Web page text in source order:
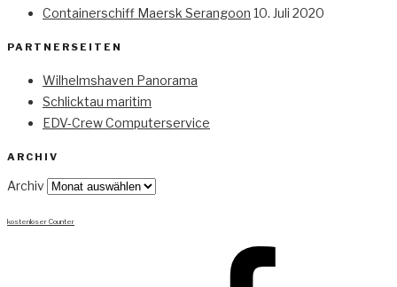
Containerschiff Maersk Serangoon 10. Juli 2020
PARTNERSEITEN
Wilhelmshaven Panorama
Schlicktau maritim
EDV-Crew Computerservice
ARCHIV
Archiv
kostenloser Counter